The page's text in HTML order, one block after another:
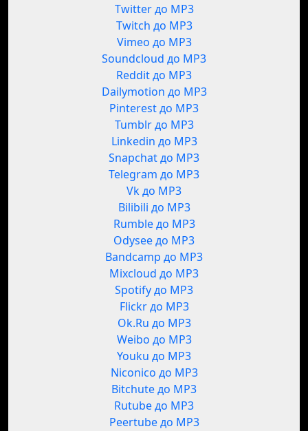
Twitter до MP3
Twitch до MP3
Vimeo до MP3
Soundcloud до MP3
Reddit до MP3
Dailymotion до MP3
Pinterest до MP3
Tumblr до MP3
Linkedin до MP3
Snapchat до MP3
Telegram до MP3
Vk до MP3
Bilibili до MP3
Rumble до MP3
Odysee до MP3
Bandcamp до MP3
Mixcloud до MP3
Spotify до MP3
Flickr до MP3
Ok.Ru до MP3
Weibo до MP3
Youku до MP3
Niconico до MP3
Bitchute до MP3
Rutube до MP3
Peertube до MP3